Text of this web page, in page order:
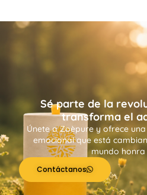
Sé parte de la
transforma el
Únete a Zoèpure y ofrece
emocional que está
mundo
Contáctanos